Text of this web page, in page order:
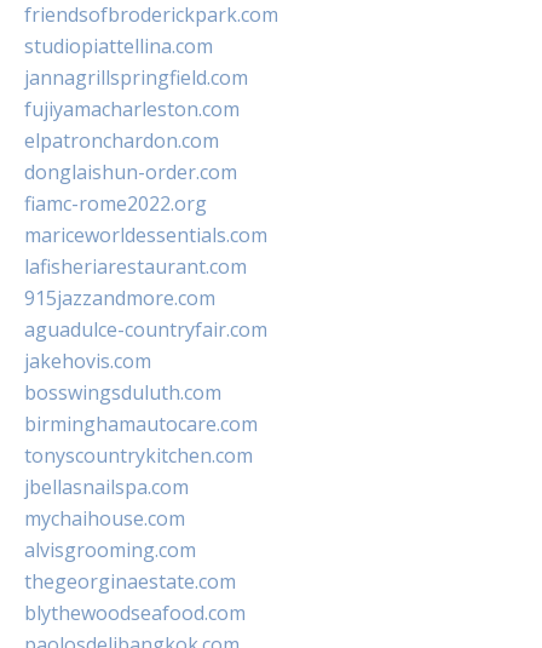
friendsofbroderickpark.com
studiopiattellina.com
jannagrillspringfield.com
fujiyamacharleston.com
elpatronchardon.com
donglaishun-order.com
fiamc-rome2022.org
mariceworldessentials.com
lafisheriarestaurant.com
915jazzandmore.com
aguadulce-countryfair.com
jakehovis.com
bosswingsduluth.com
birminghamautocare.com
tonyscountrykitchen.com
jbellasnailspa.com
mychaihouse.com
alvisgrooming.com
thegeorginaestate.com
blythewoodseafood.com